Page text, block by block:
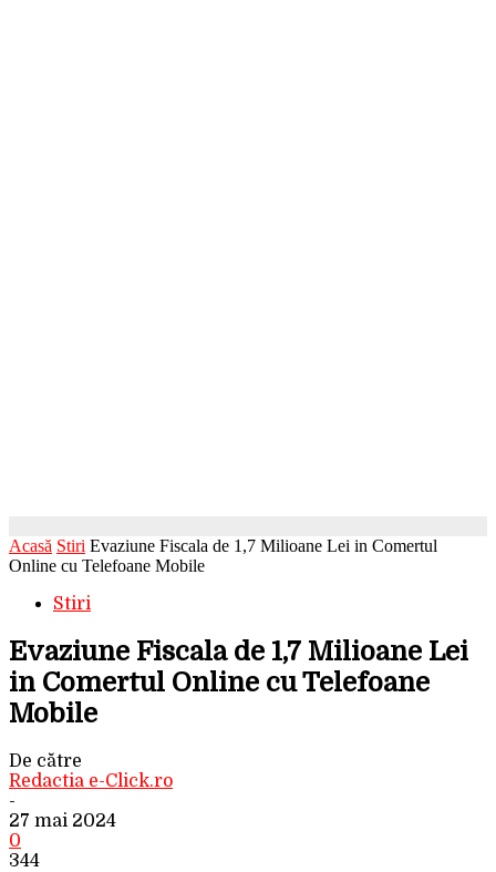
Acasă Stiri Evaziune Fiscala de 1,7 Milioane Lei in Comertul
Online cu Telefoane Mobile
Stiri
Evaziune Fiscala de 1,7 Milioane Lei
in Comertul Online cu Telefoane
Mobile
De către
Redactia e-Click.ro
-
27 mai 2024
0
344